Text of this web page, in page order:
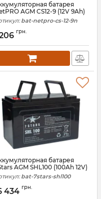
батарея
AGM CS12-9 (12V 9Ah)
bat-netpro-cs-12-9n
грн.
батарея
AGM SHL100 (100Ah 12V)
bat-7stars-shl100
434 грн.